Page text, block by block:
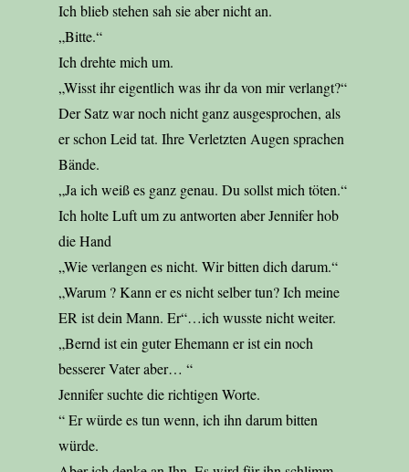
Ich blieb stehen sah sie aber nicht an.
„Bitte.“
Ich drehte mich um.
„Wisst ihr eigentlich was ihr da von mir verlangt?“
Der Satz war noch nicht ganz ausgesprochen, als
er schon Leid tat. Ihre Verletzten Augen sprachen
Bände.
„Ja ich weiß es ganz genau. Du sollst mich töten.“
Ich holte Luft um zu antworten aber Jennifer hob
die Hand
„Wie verlangen es nicht. Wir bitten dich darum.“
„Warum ? Kann er es nicht selber tun? Ich meine
ER ist dein Mann. Er“…ich wusste nicht weiter.
„Bernd ist ein guter Ehemann er ist ein noch
besserer Vater aber… “
Jennifer suchte die richtigen Worte.
“ Er würde es tun wenn, ich ihn darum bitten
würde.